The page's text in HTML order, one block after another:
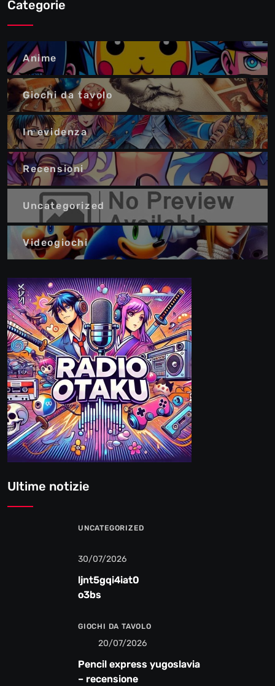
Categorie
Anime
Giochi da tavolo
In evidenza
Recensioni
Uncategorized
Videogiochi
Ultime notizie
UNCATEGORIZED
30/07/2026
ljnt5gqi4iat0
o3bs
GIOCHI DA TAVOLO
20/07/2026
Pencil express yugoslavia
– recensione